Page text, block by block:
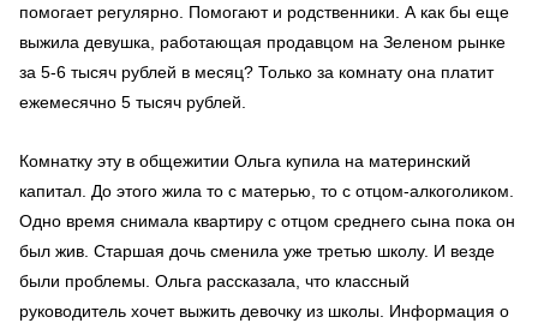
помогает регулярно. Помогают и родственники. А как бы еще
выжила девушка, работающая продавцом на Зеленом рынке
за 5-6 тысяч рублей в месяц? Только за комнату она платит
ежемесячно 5 тысяч рублей.
Комнатку эту в общежитии Ольга купила на материнский
капитал. До этого жила то с матерью, то с отцом-алкоголиком.
Одно время снимала квартиру с отцом среднего сына пока он
был жив. Старшая дочь сменила уже третью школу. И везде
были проблемы. Ольга рассказала, что классный
руководитель хочет выжить девочку из школы. Информация о